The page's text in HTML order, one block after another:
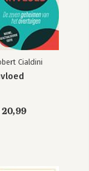
projects
goals
Cialdini